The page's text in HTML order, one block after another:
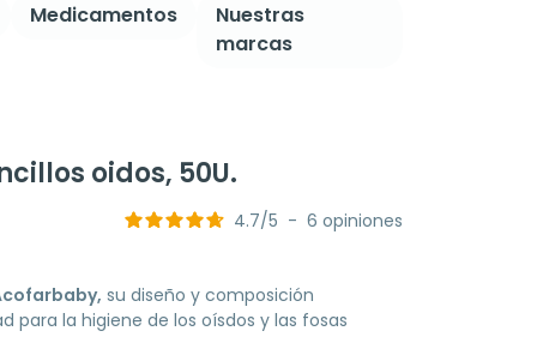
Medicamentos
Nuestras
marcas
oidos, 50U.
4.7/5 - 6 opiniones
su diseño y composición
para la higiene de los oísdos y las fosas